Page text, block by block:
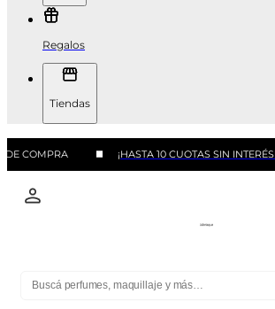
Regalos
Tiendas
COMPRA ¡HASTA 10 CUOTAS SIN INTERÉS!